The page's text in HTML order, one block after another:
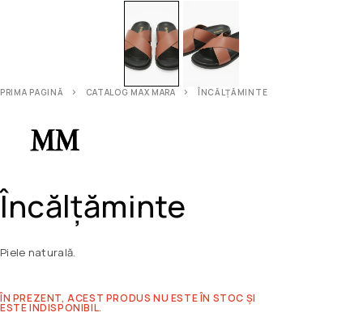
PRIMA PAGINĂ CATALOG MAX MARA ÎNCĂLȚĂMINTE
Încălțăminte
Piele naturală.
ÎN PREZENT, ACEST PRODUS NU ESTE ÎN STOC ȘI
ESTE INDISPONIBIL.